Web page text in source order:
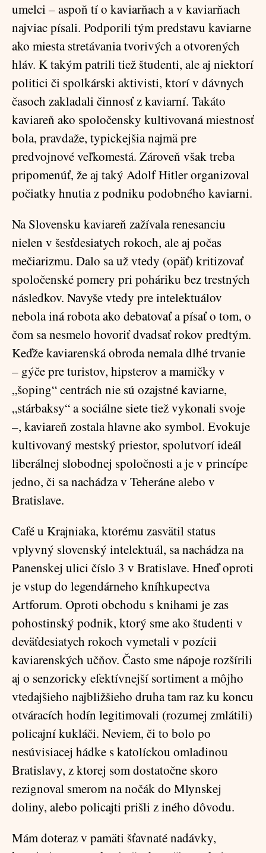
umelci – aspoň tí o kaviarňach a v kaviarňach
najviac písali. Podporili tým predstavu kaviarne
ako miesta stretávania tvorivých a otvorených
hláv. K takým patrili tiež študenti, ale aj niektorí
politici či spolkárski aktivisti, ktorí v dávnych
časoch zakladali činnosť z kaviarní. Takáto
kaviareň ako spoločensky kultivovaná miestnosť
bola, pravdaže, typickejšia najmä pre
predvojnové veľkomestá. Zároveň však treba
pripomenúť, že aj taký Adolf Hitler organizoval
počiatky hnutia z podniku podobného kaviarni.
Na Slovensku kaviareň zažívala renesanciu
nielen v šesťdesiatych rokoch, ale aj počas
mečiarizmu. Dalo sa už vtedy (opäť) kritizovať
spoločenské pomery pri poháriku bez trestných
následkov. Navyše vtedy pre intelektuálov
nebola iná robota ako debatovať a písať o tom, o
čom sa nesmelo hovoriť dvadsať rokov predtým.
Keďže kaviarenská obroda nemala dlhé trvanie
– gýče pre turistov, hipsterov a mamičky v
„šoping“ centrách nie sú ozajstné kaviarne,
„stárbaksy“ a sociálne siete tiež vykonali svoje
–, kaviareň zostala hlavne ako symbol. Evokuje
kultivovaný mestský priestor, spolutvorí ideál
liberálnej slobodnej spoločnosti a je v princípe
jedno, či sa nachádza v Teheráne alebo v
Bratislave.
Café u Krajniaka, ktorému zasvätil status
vplyvný slovenský intelektuál, sa nachádza na
Panenskej ulici číslo 3 v Bratislave. Hneď oproti
je vstup do legendárneho kníhkupectva
Artforum. Oproti obchodu s knihami je zas
pohostinský podnik, ktorý sme ako študenti v
deväťdesiatych rokoch vymetali v pozícii
kaviarenských učňov. Často sme nápoje rozšírili
aj o senzoricky efektívnejší sortiment a môjho
vtedajšieho najbližšieho druha tam raz ku koncu
otváracích hodín legitimovali (rozumej zmlátili)
policajní kukláči. Neviem, či to bolo po
nesúvisiacej hádke s katolíckou omladinou
Bratislavy, z ktorej som dostatočne skoro
rezignoval smerom na nočák do Mlynskej
doliny, alebo policajti prišli z iného dôvodu.
Mám doteraz v pamäti šťavnaté nadávky,